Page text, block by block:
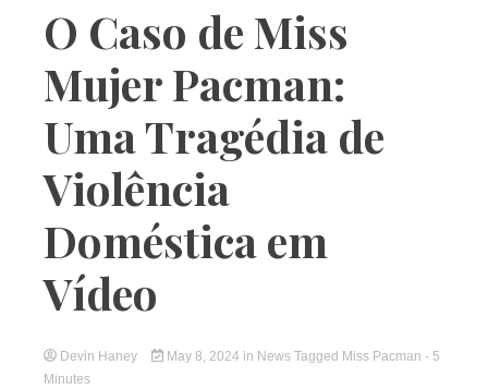
O Caso de Miss
Mujer Pacman:
Uma Tragédia de
Violência
Doméstica em
Vídeo
Devin Haney May 8, 2024 in News Tagged Miss Pacman - 5
Minutes